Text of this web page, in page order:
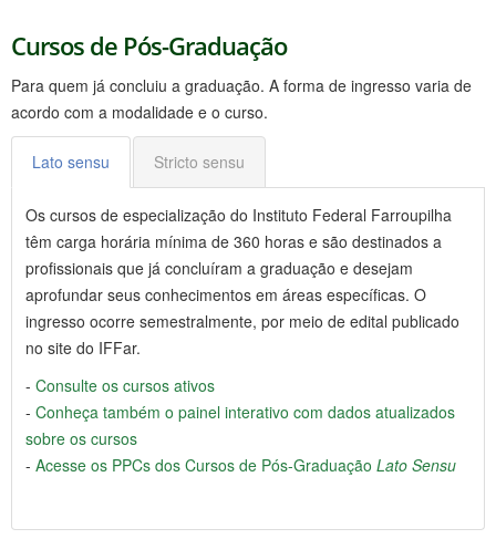
Cursos de Pós-Graduação
Para quem já concluiu a graduação. A forma de ingresso varia de
acordo com a modalidade e o curso.
Lato sensu Stricto sensu
Os cursos de especialização do Instituto Federal Farroupilha
têm carga horária mínima de 360 horas e são destinados a
profissionais que já concluíram a graduação e desejam
aprofundar seus conhecimentos em áreas específicas. O
ingresso ocorre semestralmente, por meio de edital publicado
no site do IFFar.
- Consulte os cursos ativos
- Conheça também o painel interativo com dados atualizados
sobre os cursos
- Acesse os PPCs dos Cursos de Pós-Graduação Lato Sensu